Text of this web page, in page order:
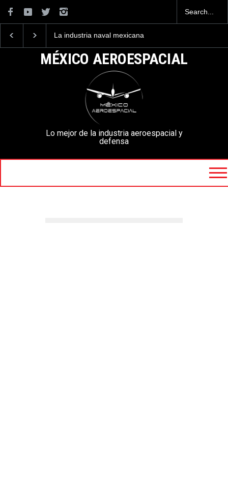
La industria naval mexicana
la Armada de México
mexicanos cuesta 2.9
millones de dólares
MÉXICO AEROESPACIAL
Lo mejor de la industria aeroespacial y
defensa